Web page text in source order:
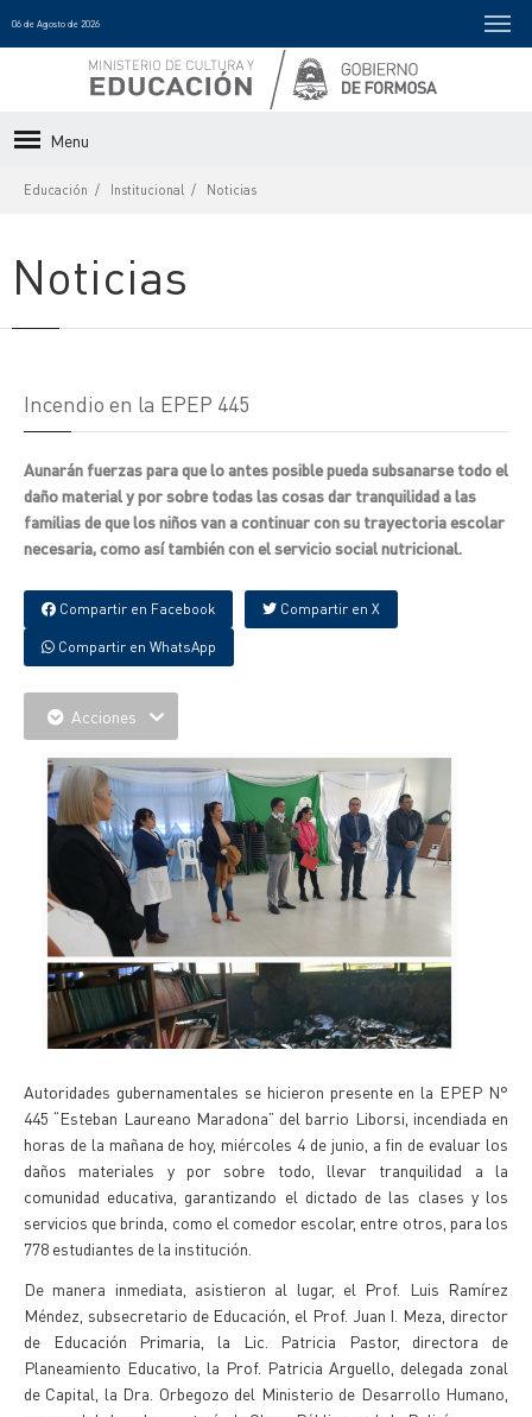
06 de Agosto de 2026
Menu
Educación Institucional Noticias
Noticias
Incendio en la EPEP 445
Aunarán fuerzas para que lo antes posible pueda subsanarse todo el
daño material y por sobre todas las cosas dar tranquilidad a las
familias de que los niños van a continuar con su trayectoria escolar
necesaria, como así también con el servicio social nutricional.
Compartir en Facebook Compartir en X
Compartir en WhatsApp
Acciones
Autoridades gubernamentales se hicieron presente en la EPEP N°
445 “Esteban Laureano Maradona” del barrio Liborsi, incendiada en
horas de la mañana de hoy, miércoles 4 de junio, a fin de evaluar los
daños materiales y por sobre todo, llevar tranquilidad a la
comunidad educativa, garantizando el dictado de las clases y los
servicios que brinda, como el comedor escolar, entre otros, para los
778 estudiantes de la institución.
De manera inmediata, asistieron al lugar, el Prof. Luis Ramírez
Méndez, subsecretario de Educación, el Prof. Juan I. Meza, director
de Educación Primaria, la Lic. Patricia Pastor, directora de
Planeamiento Educativo, la Prof. Patricia Arguello, delegada zonal
de Capital, la Dra. Orbegozo del Ministerio de Desarrollo Humano,